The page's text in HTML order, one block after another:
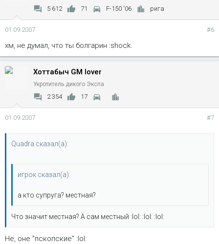
5 612 71 F-150 '06 рига
01.09.2007 #6
хм, не думал, что ты болгарин :shock:
Хоттабыч GM lover
Укротитель дикого Экспа
2 354 17
01.09.2007 #7
Quadra сказал(а):
игрок сказал(а):
а кто супруга? местная?
Что значит местная? А сам местный :lol: :lol: :lol:
Не, оне "пскопские" :lol: